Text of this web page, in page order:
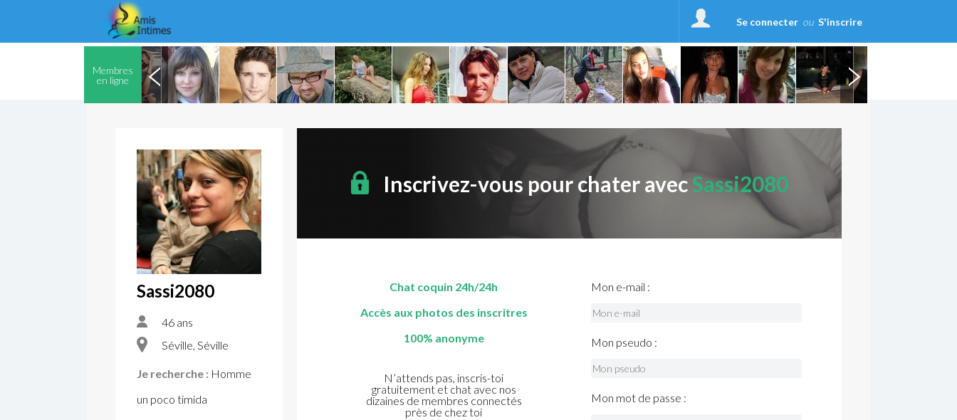
Se connecter ou S'inscrire
Membres
en ligne
Sassi2080
46 ans
Séville, Séville
Je recherche : Homme
un poco timida
Inscrivez-vous pour chater avecSassi2080
Chat coquin 24h/24h
Accès aux photos des inscritres
100% anonyme
N’attends pas, inscris-toi
gratuitement et chat avec nos
dizaines de membres connectés
près de chez toi
Mon e-mail :
Mon pseudo :
Mon mot de passe :